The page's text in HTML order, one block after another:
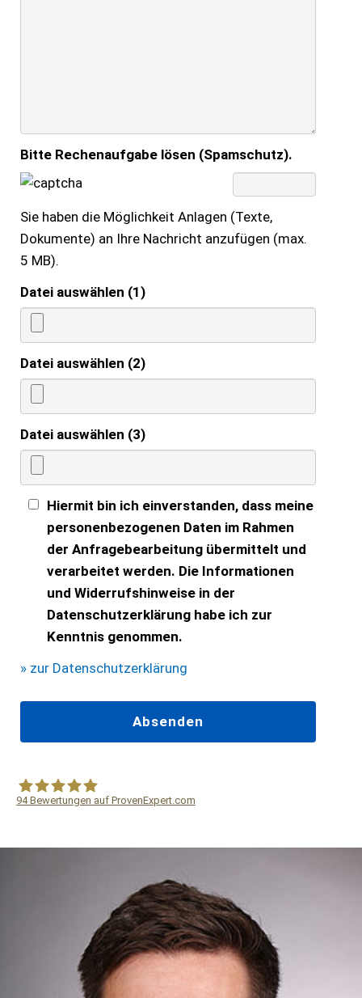
Bitte Rechenaufgabe lösen (Spamschutz).
Sie haben die Möglichkeit Anlagen (Texte,
Dokumente) an Ihre Nachricht anzufügen (max.
5 MB).
Datei auswählen (1)
Datei auswählen (2)
Datei auswählen (3)
Hiermit bin ich einverstanden, dass meine
personenbezogenen Daten im Rahmen
der Anfragebearbeitung übermittelt und
verarbeitet werden. Die Informationen
und Widerrufshinweise in der
Datenschutzerklärung habe ich zur
Kenntnis genommen.
» zur Datenschutzerklärung
94Bewertungen auf ProvenExpert.com